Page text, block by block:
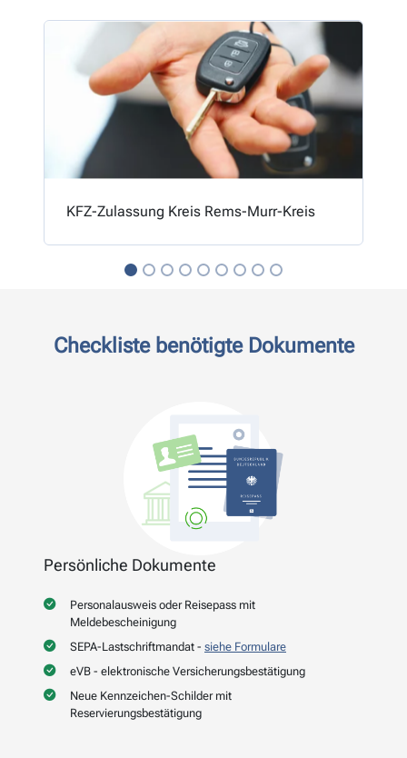
KFZ-Zulassung Kreis Rems-Murr-Kreis
Checkliste benötigte Dokumente
Persönliche Dokumente
Personalausweis oder Reisepass mit
Meldebescheinigung
SEPA-Lastschriftmandat - siehe Formulare
eVB - elektronische Versicherungsbestätigung
Neue Kennzeichen-Schilder mit
Reservierungsbestätigung